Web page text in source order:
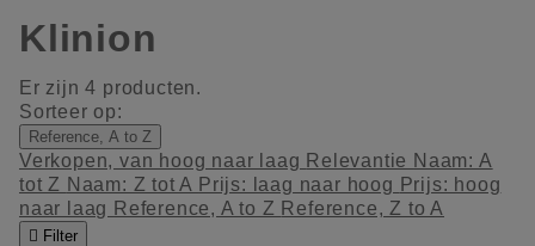
Klinion
Er zijn 4 producten.
Sorteer op:
Reference, A to Z
Verkopen, van hoog naar laag Relevantie Naam: A
tot Z Naam: Z tot A Prijs: laag naar hoog Prijs: hoog
naar laag Reference, A to Z Reference, Z to A
 Filter